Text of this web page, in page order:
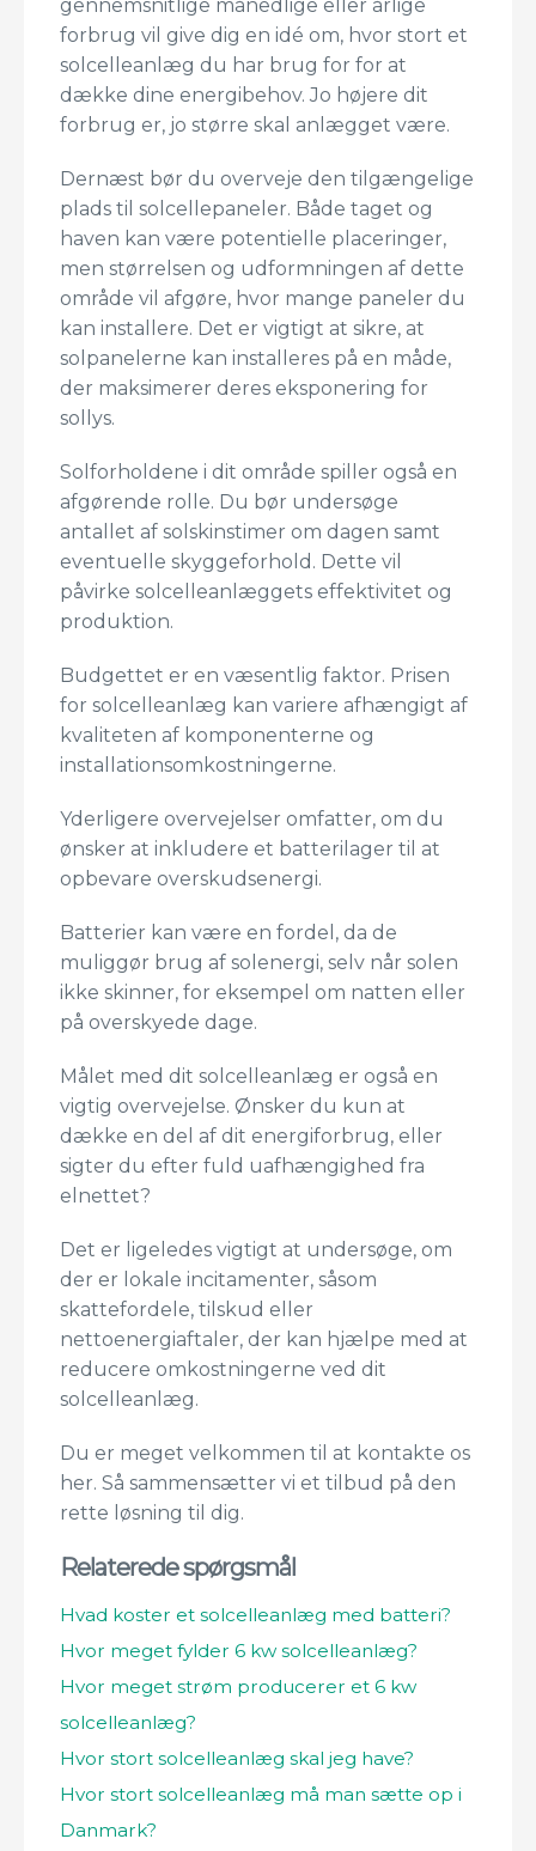
gennemsnitlige månedlige eller årlige
forbrug vil give dig en idé om, hvor stort et
solcelleanlæg du har brug for for at
dække dine energibehov. Jo højere dit
forbrug er, jo større skal anlægget være.
Dernæst bør du overveje den tilgængelige
plads til solcellepaneler. Både taget og
haven kan være potentielle placeringer,
men størrelsen og udformningen af dette
område vil afgøre, hvor mange paneler du
kan installere. Det er vigtigt at sikre, at
solpanelerne kan installeres på en måde,
der maksimerer deres eksponering for
sollys.
Solforholdene i dit område spiller også en
afgørende rolle. Du bør undersøge
antallet af solskinstimer om dagen samt
eventuelle skyggeforhold. Dette vil
påvirke solcelleanlæggets effektivitet og
produktion.
Budgettet er en væsentlig faktor. Prisen
for solcelleanlæg kan variere afhængigt af
kvaliteten af komponenterne og
installationsomkostningerne.
Yderligere overvejelser omfatter, om du
ønsker at inkludere et batterilager til at
opbevare overskudsenergi.
Batterier kan være en fordel, da de
muliggør brug af solenergi, selv når solen
ikke skinner, for eksempel om natten eller
på overskyede dage.
Målet med dit solcelleanlæg er også en
vigtig overvejelse. Ønsker du kun at
dække en del af dit energiforbrug, eller
sigter du efter fuld uafhængighed fra
elnettet?
Det er ligeledes vigtigt at undersøge, om
der er lokale incitamenter, såsom
skattefordele, tilskud eller
nettoenergiaftaler, der kan hjælpe med at
reducere omkostningerne ved dit
solcelleanlæg.
Du er meget velkommen til at kontakte os
her. Så sammensætter vi et tilbud på den
rette løsning til dig.
Relaterede spørgsmål
Hvad koster et solcelleanlæg med batteri?
Hvor meget fylder 6 kw solcelleanlæg?
Hvor meget strøm producerer et 6 kw
solcelleanlæg?
Hvor stort solcelleanlæg skal jeg have?
Hvor stort solcelleanlæg må man sætte op i
Danmark?